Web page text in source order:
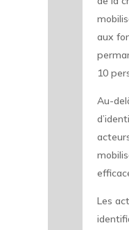
aux
10
Au-
Les